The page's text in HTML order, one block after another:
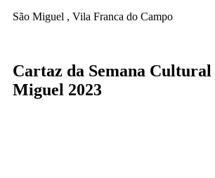
São Miguel , Vila Franca do Campo
Cartaz da Semana Cultural
Miguel 2023